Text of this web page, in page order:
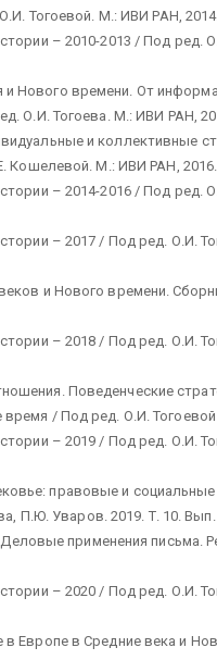
Тогоевой. М.: ИВИ РАН,
– 2010-2013 / Под ред.
Нового времени. От
О.И. Тогоева. М.: ИВИ РАН,
и коллективные
Кошелевой. М.: ИВИ РАН, 2016.
– 2014-2016 / Под ред.
– 2017 / Под ред. О.И.
и Нового времени.
– 2018 / Под ред. О.И.
Поведенческие
/ Под ред. О.И.
– 2019 / Под ред. О.И.
правовые и
П.Ю. Уваров. 2019. Т. 10. Вып.
применения письма.
– 2020 / Под ред. О.И.
Европе в Средние века и